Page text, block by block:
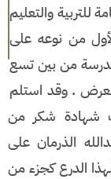
للتربية والتعليم
من نوعه على
من بين تسع
. وقد استلم
شهادة شكر من
الذرمان على
الدرع كجزء من